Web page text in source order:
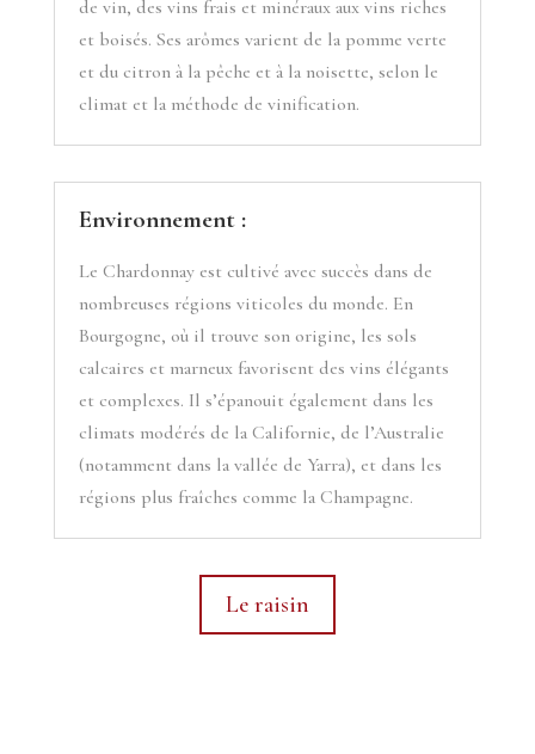
de vin, des vins frais et minéraux aux vins riches
et boisés. Ses arômes varient de la pomme verte
et du citron à la pêche et à la noisette, selon le
climat et la méthode de vinification.
Environnement :
Le Chardonnay est cultivé avec succès dans de
nombreuses régions viticoles du monde. En
Bourgogne, où il trouve son origine, les sols
calcaires et marneux favorisent des vins élégants
et complexes. Il s’épanouit également dans les
climats modérés de la Californie, de l’Australie
(notamment dans la vallée de Yarra), et dans les
régions plus fraîches comme la Champagne.
Le raisin